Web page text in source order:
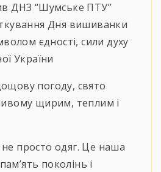
ДНЗ “Шумське ПТУ”
Дня вишиванки
єдності, сили духу
України
погоду, свято
щирим, теплим і
просто одяг. Це наша
поколінь і